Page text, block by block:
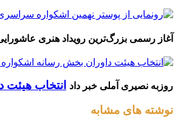
آغاز رسمی بزرگ‌ترین رویداد هنری
روزبه نصیری آملی خبر داد
انتخاب
نوشته های مشابه